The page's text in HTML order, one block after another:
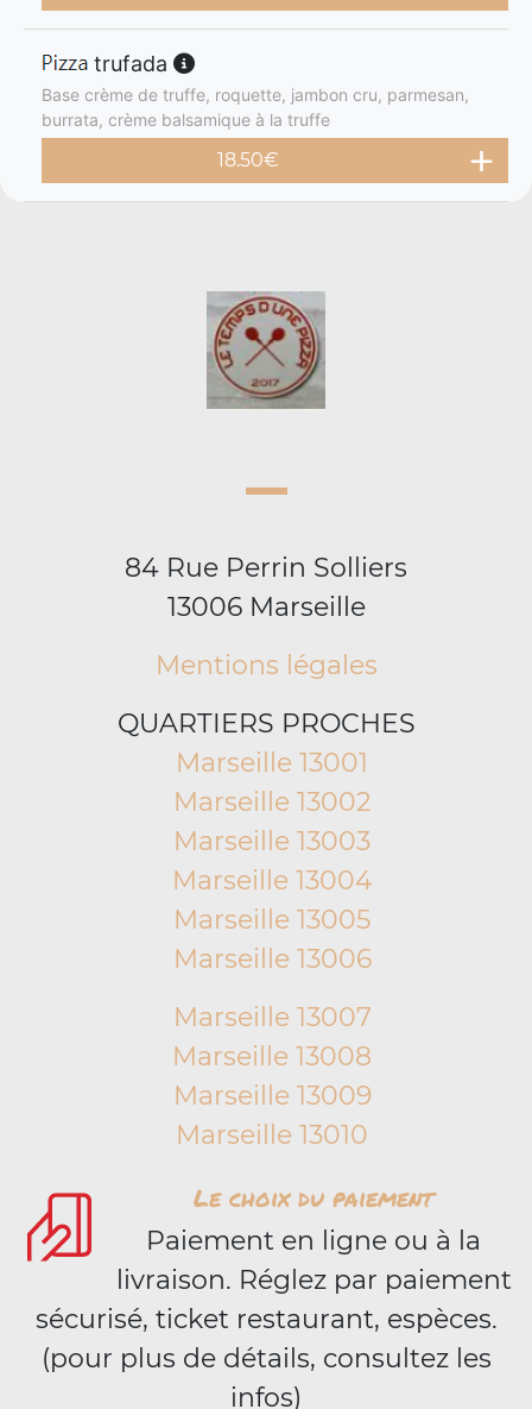
trufada
Base crème de truffe, roquette, jambon cru, parmesan,
burrata, crème balsamique à la truffe
18.50€
84 Rue Perrin Solliers
13006 Marseille
Mentions légales
QUARTIERS PROCHES
Marseille 13001
Marseille 13002
Marseille 13003
Marseille 13004
Marseille 13005
Marseille 13006
Marseille 13007
Marseille 13008
Marseille 13009
Marseille 13010
Le choix du paiement
Paiement en ligne ou à la
livraison. Réglez par paiement
sécurisé, ticket restaurant, espèces.
(pour plus de détails, consultez les
infos)